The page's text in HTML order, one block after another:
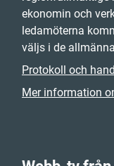
ekonomin och
ledamöterna
väljs i de
Protokoll och
Mer information